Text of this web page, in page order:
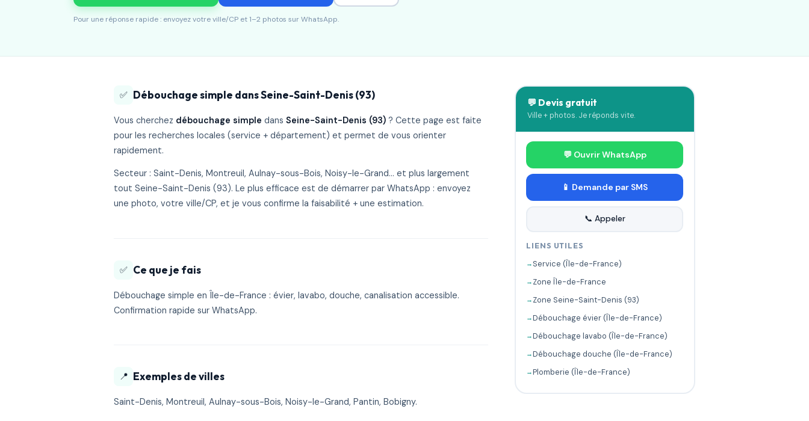
Pour une réponse rapide : envoyez votre ville/CP et 1–2 photos sur WhatsApp.
✅ Débouchage simple dans Seine-Saint-Denis (93)
Vous cherchez débouchage simple dansSeine-Saint-Denis (93) ? Cette page est faite
pour les recherches locales (service + département) et permet de vous orienter
rapidement.
Secteur : Saint-Denis, Montreuil, Aulnay-sous-Bois, Noisy-le-Grand… et plus largement
tout Seine-Saint-Denis (93). Le plus efficace est de démarrer par WhatsApp : envoyez
une photo, votre ville/CP, et je vous confirme la faisabilité + une estimation.
✅ Ce que je fais
Débouchage simple en Île-de-France : évier, lavabo, douche, canalisation accessible.
Confirmation rapide sur WhatsApp.
📍 Exemples de villes
Saint-Denis, Montreuil, Aulnay-sous-Bois, Noisy-le-Grand, Pantin, Bobigny.
💬 Devis gratuit
Ville + photos. Je réponds vite.
💬 Ouvrir WhatsApp
📱 Demande par SMS
📞 Appeler
LIENS UTILES
Service (Île-de-France)
Zone Île-de-France
Zone Seine-Saint-Denis (93)
Débouchage évier (Île-de-France)
Débouchage lavabo (Île-de-France)
Débouchage douche (Île-de-France)
Plomberie (Île-de-France)